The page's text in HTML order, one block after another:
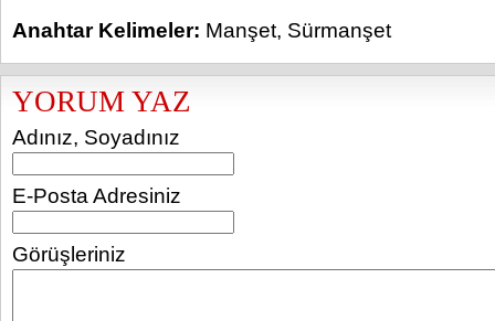
Anahtar Kelimeler: Manşet, Sürmanşet
YORUM YAZ
Adınız, Soyadınız
E-Posta Adresiniz
Görüşleriniz